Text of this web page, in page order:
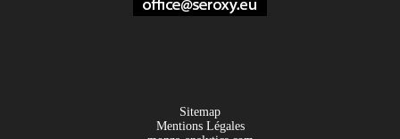
Sitemap
Mentions Légales